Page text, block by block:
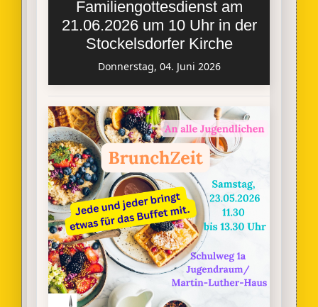
Familiengottesdienst am
21.06.2026 um 10 Uhr in der
Stockelsdorfer Kirche
Donnerstag, 04. Juni 2026